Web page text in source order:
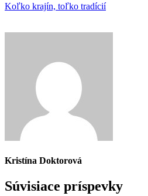
Koľko krajín, toľko tradícií
Kristína Doktorová
Súvisiace príspevky